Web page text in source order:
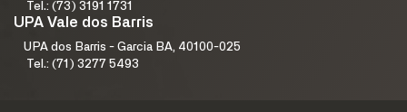
Tel.: (73) 3191 1731
UPA Vale dos Barris
UPA dos Barris - Garcia BA, 40100-025
Tel.: (71) 3277 5493